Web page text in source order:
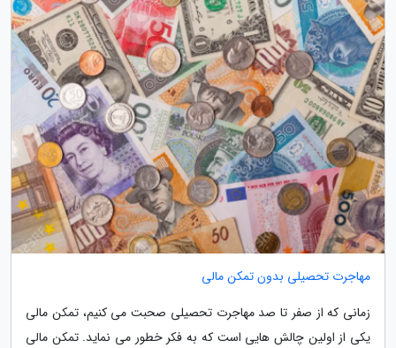
مهاجرت تحصیلی بدون تمکن مالی
زمانی که از صفر تا صد مهاجرت تحصیلی صحبت می کنیم، تمکن مالی
یکی از اولین چالش هایی است که به فکر خطور می نماید. تمکن مالی